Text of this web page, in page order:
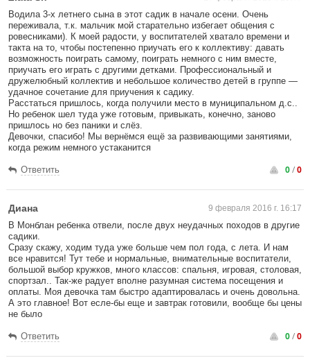
Водила 3-х летнего сына в этот садик в начале осени. Очень
переживала, т.к. мальчик мой старательно избегает общения с
ровесниками). К моей радости, у воспитателей хватало времени и
такта на то, чтобы постепенно приучать его к коллективу: давать
возможность поиграть самому, поиграть немного с ним вместе,
приучать его играть с другими детками. Профессиональный и
дружелюбный коллектив и небольшое количество детей в группе —
удачное сочетание для приучения к садику.
Расстаться пришлось, когда получили место в муниципальном д.с..
Но ребенок шел туда уже готовым, привыкать, конечно, заново
пришлось но без паники и слёз.
Девочки, спасибо! Мы вернёмся ещё за развивающими занятиями,
когда режим немного устаканится
Ответить 0/0
Диана 9 февраля 2016 г. 16:17
В Монблан ребенка отвели, после двух неудачных походов в другие
садики.
Сразу скажу, ходим туда уже больше чем пол года, с лета. И нам
все нравится! Тут тебе и нормальные, внимательные воспитатели,
большой выбор кружков, много классов: спальня, игровая, столовая,
спортзал.. Так-же радует вполне разумная система посещения и
оплаты. Моя девочка там быстро адаптировалась и очень довольна.
А это главное! Вот есле-бы еще и завтрак готовили, вообще бы цены
не было
Ответить 0/0